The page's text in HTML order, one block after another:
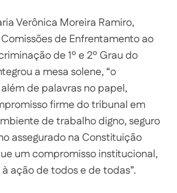
Verônica Moreira Ramiro,
de Enfrentamento ao
de 1º e 2º Grau do
a mesa solene, “o
de palavras no papel,
firme do tribunal em
de trabalho digno, seguro
assegurado na Constituição
um compromisso institucional,
ação de todos e de todas”.